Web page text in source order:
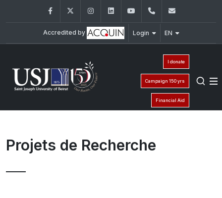
FacebookTwitter InstagramLinkedInYouTube+961 (1) 421 368
Accredited by Login EN
I donate
Campaign 150 yrs
Financial Aid
Projets de Recherche